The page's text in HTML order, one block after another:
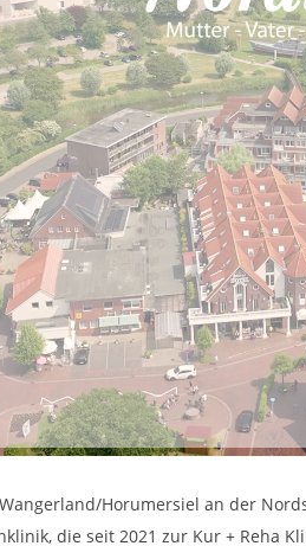
Horumersiel an der
die seit 2021 zur Kur + Reha